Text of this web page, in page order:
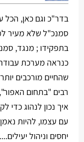
בדר"כ וגם כאן, הכל
סמנכ"ל שלא מעיר
בתפקידו ; מנגד,
כנראה מערכת
שהחיים מורכבים
רבים "בתחום
איך נכון לנהוג כדי
עם עצמו, להיות
יחסים וניהול